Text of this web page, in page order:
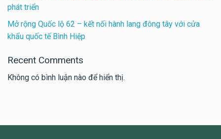
phát triển
Mở rộng Quốc lộ 62 – kết nối hành lang đông tây với cửa
khẩu quốc tế Bình Hiệp
Recent Comments
Không có bình luận nào để hiển thị.